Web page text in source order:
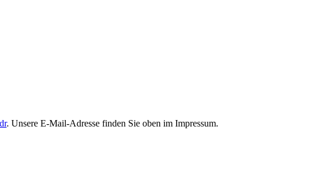
. Unsere E-Mail-Adresse finden Sie oben im Impressum.